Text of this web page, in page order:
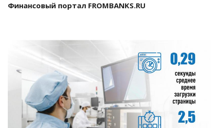
Финансовый портал FROMBANKS.RU
Смотреть проект